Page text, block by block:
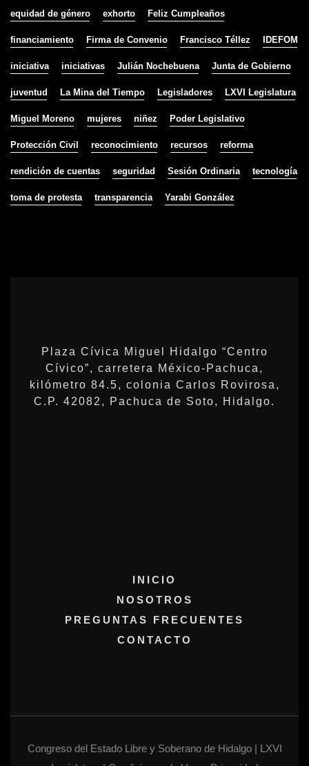
equidad de género exhorto Feliz Cumpleaños
financiamiento Firma de Convenio Francisco Téllez IDEFOM
iniciativa iniciativas Julián Nochebuena Junta de Gobierno
juventud La Mina del Tiempo Legisladores LXVI Legislatura
Miguel Moreno mujeres niñez Poder Legislativo
Protección Civil reconocimiento recursos reforma
rendición de cuentas seguridad Sesión Ordinaria tecnología
toma de protesta transparencia Yarabi González
Plaza Cívica Miguel Hidalgo “Centro
Cívico”, carretera México-Pachuca,
kilómetro 84.5, colonia Carlos Rovirosa,
C.P. 42082, Pachuca de Soto, Hidalgo.
INICIO
NOSOTROS
PREGUNTAS FRECUENTES
CONTACTO
Congreso del Estado Libre y Soberano de Hidalgo | LXVI